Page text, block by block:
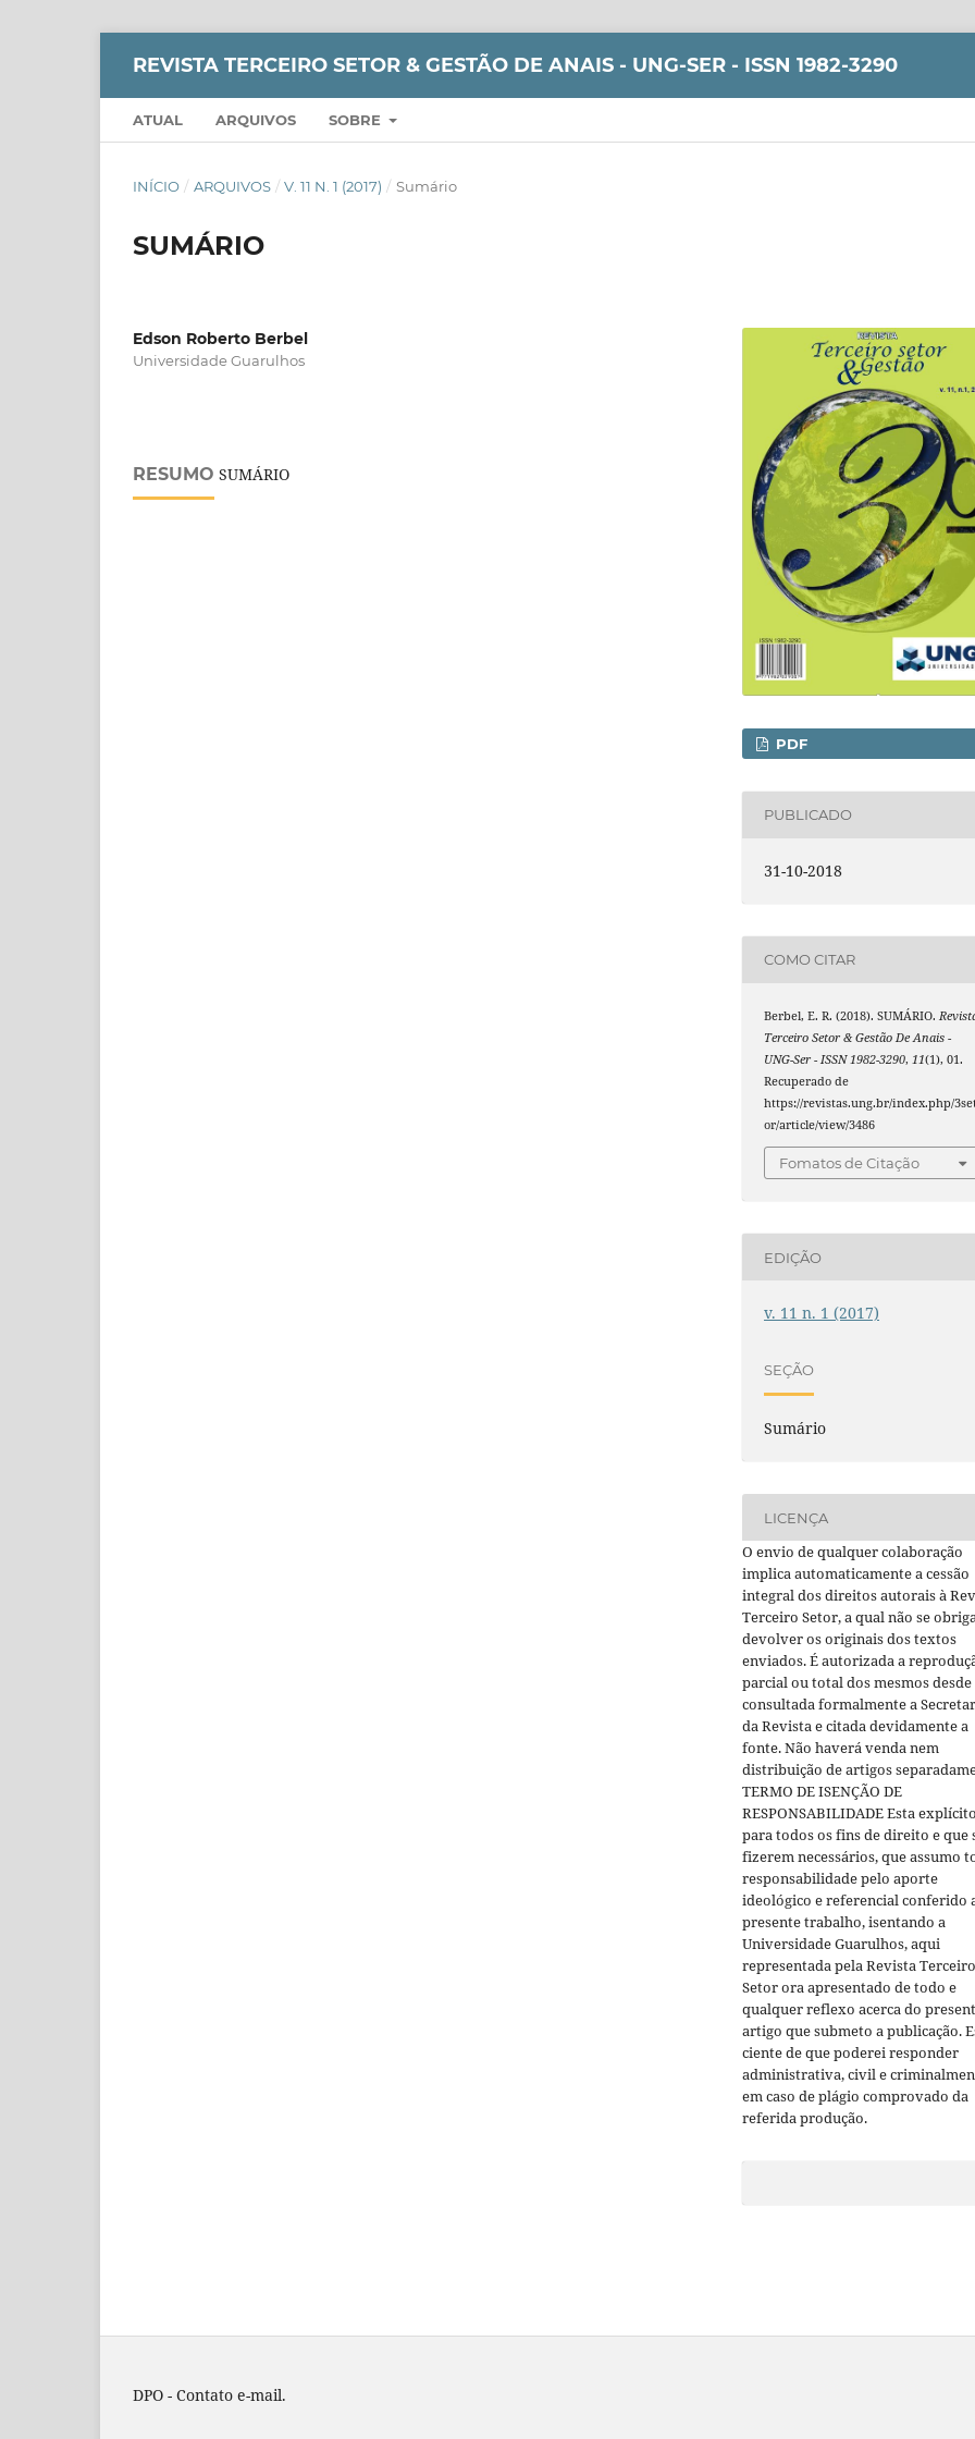
REVISTA TERCEIRO SETOR & GESTÃO DE ANAIS - UNG-SER - ISSN 1982-3290
ATUAL ARQUIVOS SOBRE
INÍCIO / ARQUIVOS / V. 11 N. 1 (2017) / Sumário
SUMÁRIO
Edson Roberto Berbel
Universidade Guarulhos
RESUMO SUMÁRIO
PDF
PUBLICADO
31-10-2018
COMO CITAR
Berbel, E. R. (2018). SUMÁRIO.
Terceiro Setor & Gestão De Anais -
UNG-Ser - ISSN 1982-3290,11(1), 01.
Recuperado de
https://revistas.ung.br/index.php/
or/article/view/3486
Fomatos de Citação
EDIÇÃO
v. 11 n. 1 (2017)
SEÇÃO
Sumário
LICENÇA
O envio de qualquer colaboração
implica automaticamente a cessão
integral dos direitos autorais à
Terceiro Setor, a qual não se
devolver os originais dos textos
enviados. É autorizada a
parcial ou total dos mesmos desde
consultada formalmente a
da Revista e citada devidamente a
fonte. Não haverá venda nem
distribuição de artigos
TERMO DE ISENÇÃO DE
RESPONSABILIDADE Esta
para todos os fins de direito e que
fizerem necessários, que assumo
responsabilidade pelo aporte
ideológico e referencial conferido
presente trabalho, isentando a
Universidade Guarulhos, aqui
representada pela Revista Terceiro
Setor ora apresentado de todo e
qualquer reflexo acerca do
artigo que submeto a publicação.
ciente de que poderei responder
administrativa, civil e
em caso de plágio comprovado da
referida produção.
DPO - Contato e-mail.